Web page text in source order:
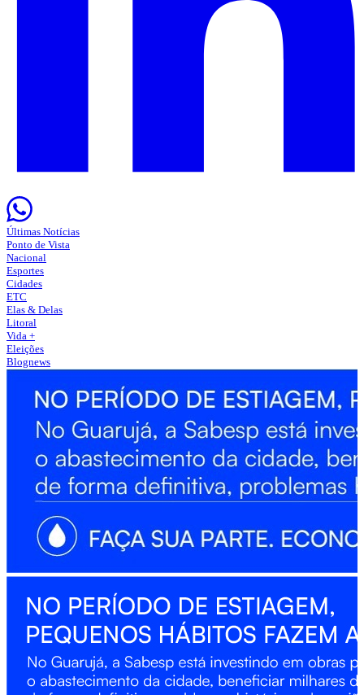
Últimas Notícias
Ponto de Vista
Nacional
Esportes
Cidades
ETC
Elas & Delas
Litoral
Vida +
Eleições
Blognews